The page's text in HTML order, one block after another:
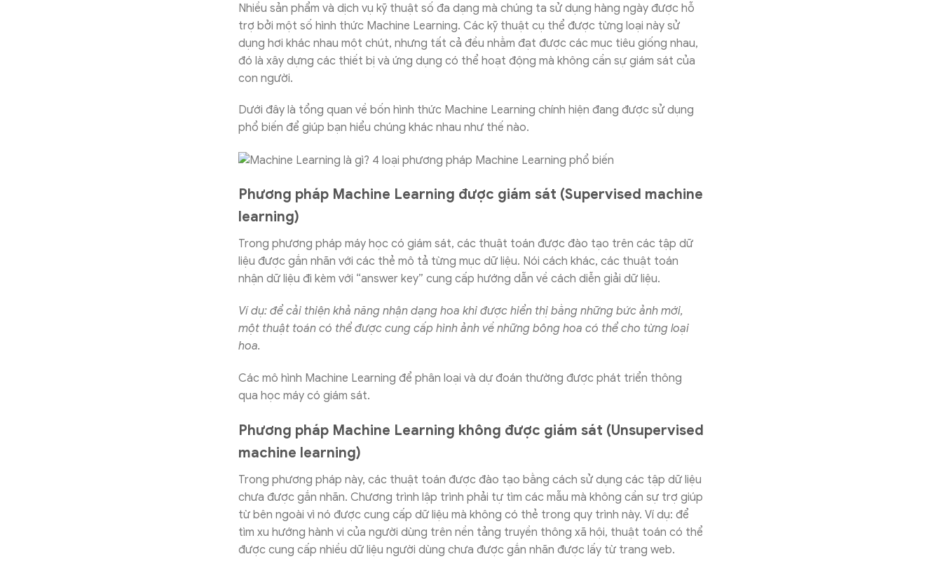
Nhiều sản phẩm và dịch vụ kỹ thuật số đa dạng mà chúng ta sử dụng hàng ngày được hỗ
trợ bởi một số hình thức Machine Learning. Các kỹ thuật cụ thể được từng loại này sử
dụng hơi khác nhau một chút, nhưng tất cả đều nhằm đạt được các mục tiêu giống nhau,
đó là xây dựng các thiết bị và ứng dụng có thể hoạt động mà không cần sự giám sát của
con người.
Dưới đây là tổng quan về bốn hình thức Machine Learning chính hiện đang được sử dụng
phổ biến để giúp bạn hiểu chúng khác nhau như thế nào.
Phương pháp Machine Learning được giám sát (Supervised machine
learning)
Trong phương pháp máy học có giám sát, các thuật toán được đào tạo trên các tập dữ
liệu được gắn nhãn với các thẻ mô tả từng mục dữ liệu. Nói cách khác, các thuật toán
nhận dữ liệu đi kèm với “answer key” cung cấp hướng dẫn về cách diễn giải dữ liệu.
Ví dụ: để cải thiện khả năng nhận dạng hoa khi được hiển thị bằng những bức ảnh mới,
một thuật toán có thể được cung cấp hình ảnh về những bông hoa có thể cho từng loại
hoa.
Các mô hình Machine Learning để phân loại và dự đoán thường được phát triển thông
qua học máy có giám sát.
Phương pháp Machine Learning không được giám sát (Unsupervised
machine learning)
Trong phương pháp này, các thuật toán được đào tạo bằng cách sử dụng các tập dữ liệu
chưa được gắn nhãn. Chương trình lập trình phải tự tìm các mẫu mà không cần sự trợ giúp
từ bên ngoài vì nó được cung cấp dữ liệu mà không có thẻ trong quy trình này. Ví dụ: để
tìm xu hướng hành vi của người dùng trên nền tảng truyền thông xã hội, thuật toán có thể
được cung cấp nhiều dữ liệu người dùng chưa được gắn nhãn được lấy từ trang web.